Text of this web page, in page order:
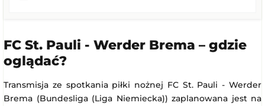
FC St. Pauli - Werder Brema – gdzie
oglądać?
Transmisja ze spotkania piłki nożnej FC St. Pauli - Werder
Brema (Bundesliga (Liga Niemiecka)) zaplanowana jest na